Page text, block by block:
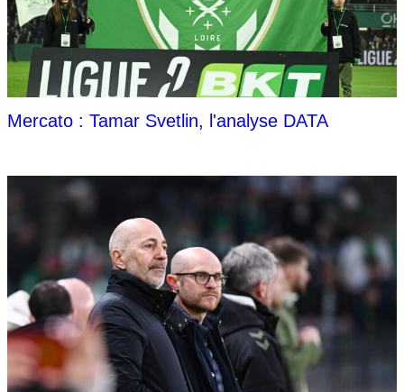
Mercato : Tamar Svetlin, l'analyse DATA